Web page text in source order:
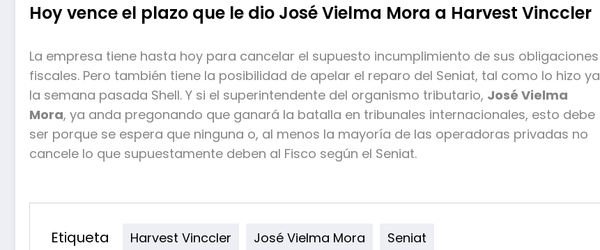
Hoy vence el plazo que le dio José Vielma Mora a Harvest Vinccler
La empresa tiene hasta hoy para cancelar el supuesto incumplimiento de sus obligaciones
fiscales. Pero también tiene la posibilidad de apelar el reparo del Seniat, tal como lo hizo ya
la semana pasada Shell. Y si el superintendente del organismo tributario, José Vielma
Mora, ya anda pregonando que ganará la batalla en tribunales internacionales, esto debe
ser porque se espera que ninguna o, al menos la mayoría de las operadoras privadas no
cancele lo que supuestamente deben al Fisco según el Seniat.
Etiqueta Harvest Vinccler José Vielma Mora Seniat